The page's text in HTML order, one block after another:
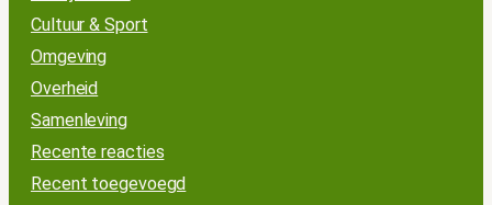
Cultuur & Sport
Omgeving
Overheid
Samenleving
Recente reacties
Recent toegevoegd